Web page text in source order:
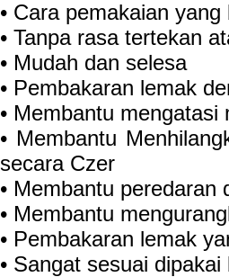
• Cara pemakaian
• Tanpa rasa tertekan
• Mudah dan selesa
• Pembakaran lemak
• Membantu
• Membantu
secara Czer
• Membantu peredaran
• Membantu
• Pembakaran lemak
• Sangat sesuai